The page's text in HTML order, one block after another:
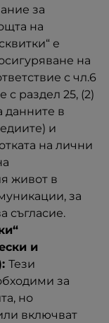
за
на
е
на
с чл.6
с раздел 25, (2)
данните в
и
на лични
живот в
за
съгласие.
и
Тези
за
но
включват